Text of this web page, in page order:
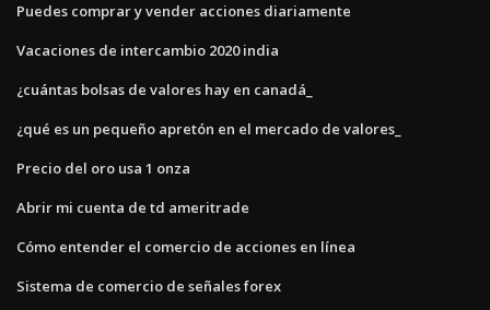
Puedes comprar y vender acciones diariamente
Vacaciones de intercambio 2020 india
¿cuántas bolsas de valores hay en canadá_
¿qué es un pequeño apretón en el mercado de valores_
Precio del oro usa 1 onza
Abrir mi cuenta de td ameritrade
Cómo entender el comercio de acciones en línea
Sistema de comercio de señales forex